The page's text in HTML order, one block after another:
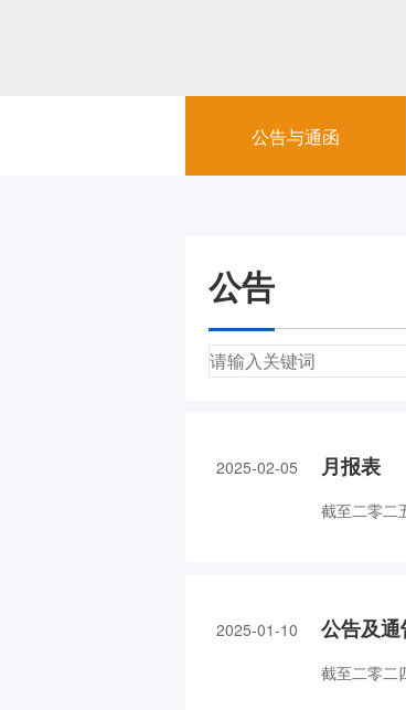
公告与通函
公告
2025-02-05 月报表
截至二零二
2025-01-10 公告及
截至二零二